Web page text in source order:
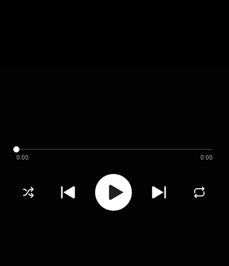
0:00 0:00